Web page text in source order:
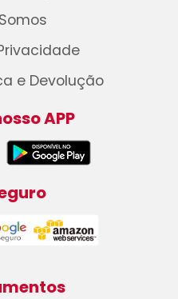
e Devolução
APP